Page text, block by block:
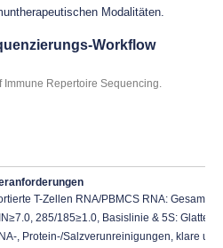
Modalitäten.
Workflow
T-Zellen RNA/PBMCS RNA:
285/185≥1.0, Basislinie & 5S: Glatte
, Protein-/Salzverunreinigungen, klare